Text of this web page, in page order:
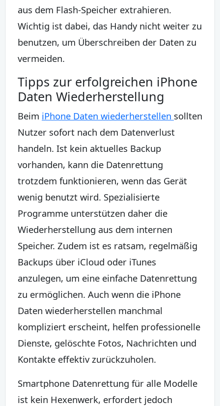
aus dem Flash-Speicher extrahieren.
Wichtig ist dabei, das Handy nicht weiter zu
benutzen, um Überschreiben der Daten zu
vermeiden.
Tipps zur erfolgreichen iPhone
Daten Wiederherstellung
Beim iPhone Daten wiederherstellen sollten
Nutzer sofort nach dem Datenverlust
handeln. Ist kein aktuelles Backup
vorhanden, kann die Datenrettung
trotzdem funktionieren, wenn das Gerät
wenig benutzt wird. Spezialisierte
Programme unterstützen daher die
Wiederherstellung aus dem internen
Speicher. Zudem ist es ratsam, regelmäßig
Backups über iCloud oder iTunes
anzulegen, um eine einfache Datenrettung
zu ermöglichen. Auch wenn die iPhone
Daten wiederherstellen manchmal
kompliziert erscheint, helfen professionelle
Dienste, gelöschte Fotos, Nachrichten und
Kontakte effektiv zurückzuholen.
Smartphone Datenrettung für alle Modelle
ist kein Hexenwerk, erfordert jedoch